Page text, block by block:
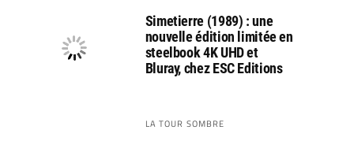
Simetierre (1989) : une
nouvelle édition limitée en
steelbook 4K UHD et
Bluray, chez ESC Editions
LA TOUR SOMBRE